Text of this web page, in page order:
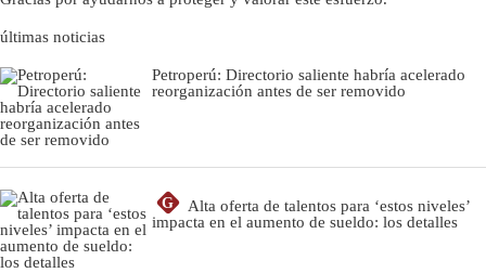
últimas noticias
Petroperú: Directorio saliente habría acelerado
reorganización antes de ser removido
G
Alta oferta de talentos para ‘estos niveles’
impacta en el aumento de sueldo: los detalles